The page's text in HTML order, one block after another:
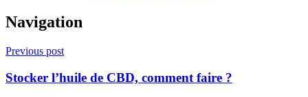
Navigation
Previous post
Stocker l’huile de CBD, comment faire ?